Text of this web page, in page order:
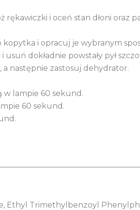
rękawiczki i oceń stan dłoni oraz
i opracuj je wybranym
dokładnie powstały pył
a następnie zastosuj dehydrator.
w lampie 60 sekund.
60 sekund.
Ethyl Trimethylbenzoyl